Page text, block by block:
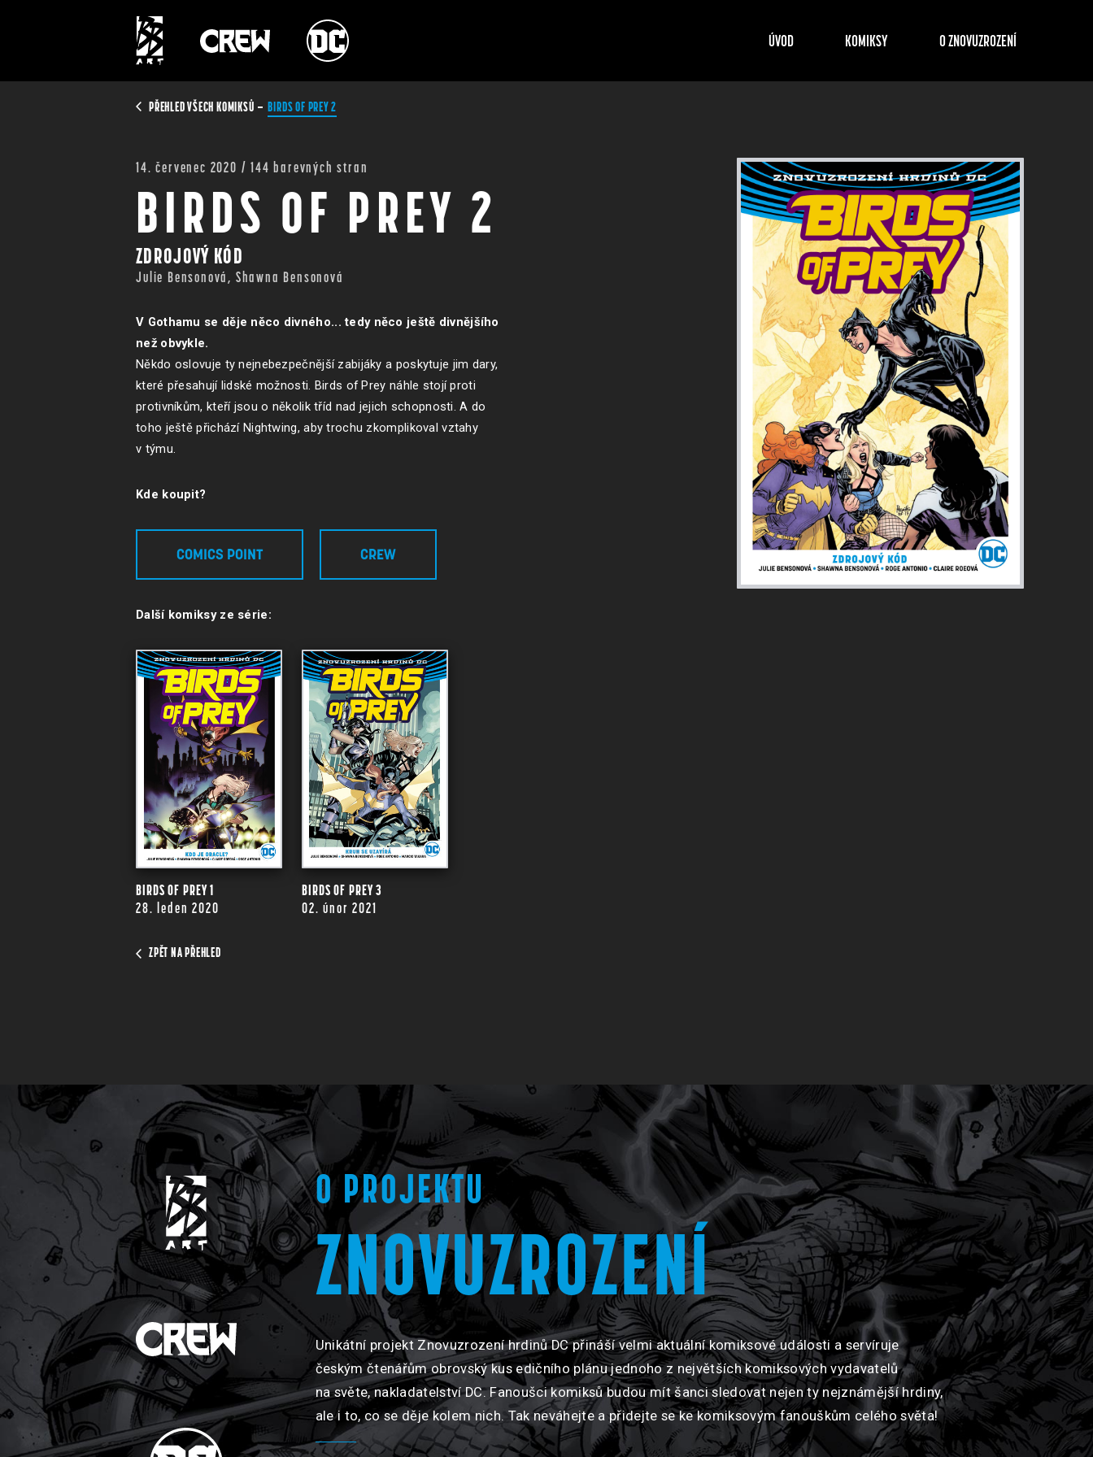
ÚVOD KOMIKSY O ZNOVUZROZENÍ
PŘEHLED VŠECH KOMIKSŮ BIRDS OF PREY 2
14. červenec 2020 / 144 barevných stran
BIRDS OF PREY 2
ZDROJOVÝ KÓD
Julie Bensonová, Shawna Bensonová
V Gothamu se děje něco divného... tedy něco ještě divnějšího
než obvykle.
Někdo oslovuje ty nejnebezpečnější zabijáky a poskytuje jim dary,
které přesahují lidské možnosti. Birds of Prey náhle stojí proti
protivníkům, kteří jsou o několik tříd nad jejich schopnosti. A do
toho ještě přichází Nightwing, aby trochu zkomplikoval vztahy
v týmu.
Kde koupit?
COMICS POINT CREW
Další komiksy ze série:
BIRDS OF PREY 1
28. leden 2020
BIRDS OF PREY 3
02. únor 2021
ZPĚT NA PŘEHLED
O PROJEKTU
ZNOVUZROZENÍ
Unikátní projekt Znovuzrození hrdinů DC přináší velmi aktuální komiksové události a servíruje
českým čtenářům obrovský kus edičního plánu jednoho z největších komiksových vydavatelů
na světe, nakladatelství DC. Fanoušci komiksů budou mít šanci sledovat nejen ty nejznámější hrdiny,
ale i to, co se děje kolem nich. Tak neváhejte a přidejte se ke komiksovým fanouškům celého světa!